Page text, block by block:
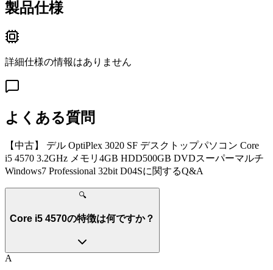
製品仕様
詳細仕様の情報はありません
よくある質問
【中古】 デル OptiPlex 3020 SF デスクトップパソコン Core
i5 4570 3.2GHz メモリ4GB HDD500GB DVDスーパーマルチ
Windows7 Professional 32bit D04Sに関するQ&A
🔍
Core i5 4570の特徴は何ですか？
A